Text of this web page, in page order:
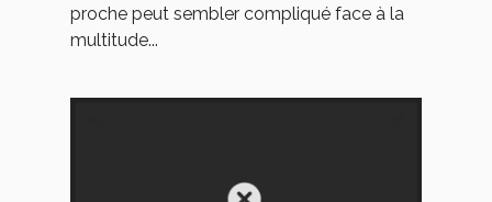
proche peut sembler compliqué face à la
multitude...